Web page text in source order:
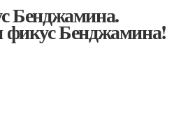
Бенджамина.
фикус Бенджамина!